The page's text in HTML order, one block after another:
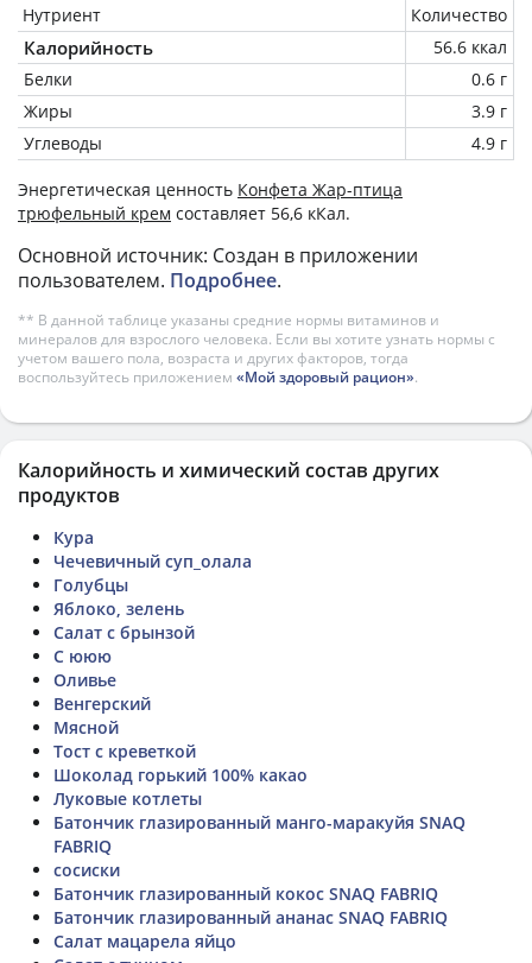
Нутриент
Количество
Калорийность
56.6 ккал
Белки
0.6 г
Жиры
3.9 г
Углеводы
4.9 г
Энергетическая ценность Конфета Жар-птица
трюфельный крем составляет 56,6 кКал.
Основной источник: Создан в приложении
пользователем. Подробнее.
** В данной таблице указаны средние нормы витаминов и
минералов для взрослого человека. Если вы хотите узнать нормы с
учетом вашего пола, возраста и других факторов, тогда
воспользуйтесь приложением «Мой здоровый рацион».
Калорийность и химический состав других
продуктов
Кура
Чечевичный суп_олала
Голубцы
Яблоко, зелень
Салат с брынзой
С ююю
Оливье
Венгерский
Мясной
Тост с креветкой
Шоколад горький 100% какао
Луковые котлеты
Батончик глазированный манго-маракуйя SNAQ
FABRIQ
сосиски
Батончик глазированный кокос SNAQ FABRIQ
Батончик глазированный ананас SNAQ FABRIQ
Салат мацарела яйцо